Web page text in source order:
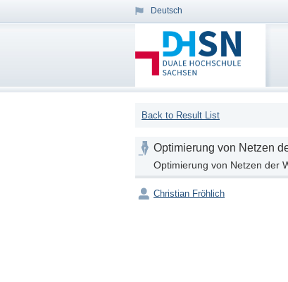
Deutsch
Back to Result List
Optimierung von Netzen
Optimierung von Netzen der
Christian Fröhlich